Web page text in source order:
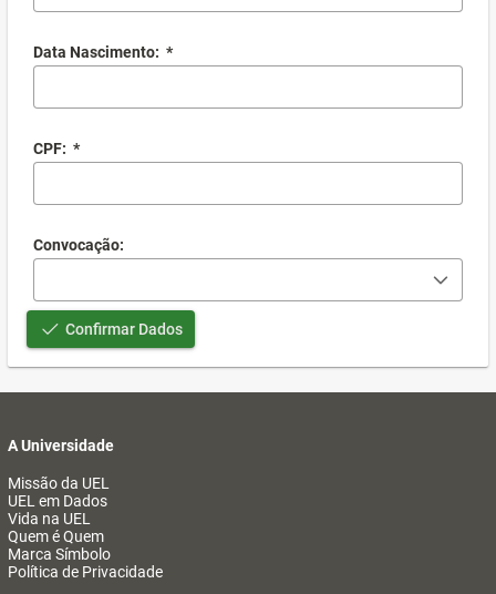
Data Nascimento: *
CPF: *
Convocação:
Confirmar Dados
A Universidade
Missão da UEL
UEL em Dados
Vida na UEL
Quem é Quem
Marca Símbolo
Política de Privacidade